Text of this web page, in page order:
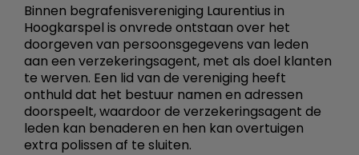
Binnen begrafenisvereniging Laurentius in
Hoogkarspel is onvrede ontstaan over het
doorgeven van persoonsgegevens van leden
aan een verzekeringsagent, met als doel klanten
te werven. Een lid van de vereniging heeft
onthuld dat het bestuur namen en adressen
doorspeelt, waardoor de verzekeringsagent de
leden kan benaderen en hen kan overtuigen
extra polissen af te sluiten.